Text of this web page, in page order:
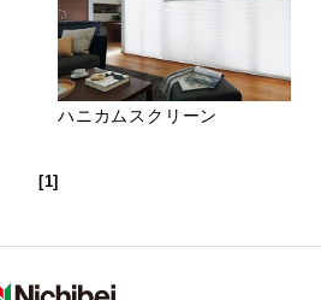
ハニカムスクリーン
[1]